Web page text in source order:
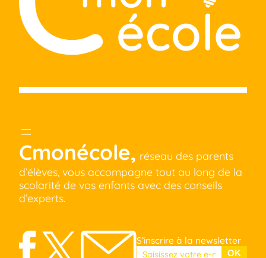
Cmonécole, réseau des parents
d’élèves, vous accompagne tout au long de la
scolarité de vos enfants avec des conseils
d’experts.
S’inscrire à la newsletter